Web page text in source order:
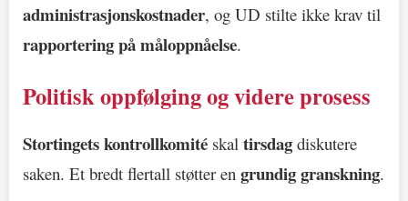
administrasjonskostnader, og UD stilte ikke krav til
rapportering på måloppnåelse.
Politisk oppfølging og videre prosess
Stortingets kontrollkomité skal tirsdag diskutere
saken. Et bredt flertall støtter en grundig granskning.